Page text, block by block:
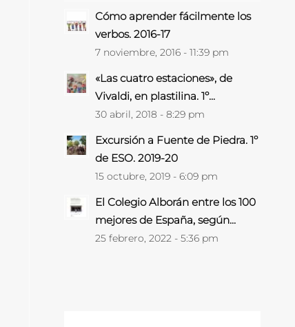
Cómo aprender fácilmente los
verbos. 2016-17
7 noviembre, 2016 - 11:39 pm
«Las cuatro estaciones», de
Vivaldi, en plastilina. 1º...
30 abril, 2018 - 8:29 pm
Excursión a Fuente de Piedra. 1º
de ESO. 2019-20
15 octubre, 2019 - 6:09 pm
El Colegio Alborán entre los 100
mejores de España, según...
25 febrero, 2022 - 5:36 pm